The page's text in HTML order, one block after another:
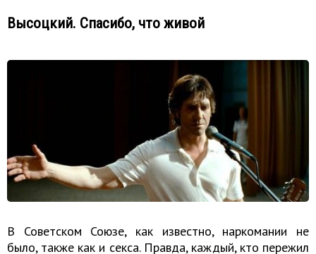
Высоцкий. Спасибо, что живой
В Советском Союзе, как известно, наркомании не
было, также как и секса. Правда, каждый, кто пережил